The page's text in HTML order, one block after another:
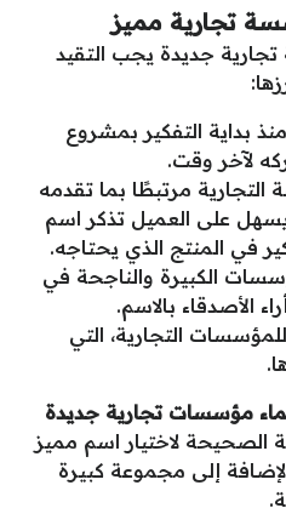
تجارية مميز
جديدة يجب التقيد
بداية التفكير بمشروع
لآخر وقت.
مرتبطًا بما تقدمه
على العميل تذكر اسم
في المنتج الذي يحتاجه.
الكبيرة والناجحة في
الأصدقاء بالاسم.
التجارية، التي
مؤسسات تجارية جديدة
الصحيحة لاختيار اسم مميز
إلى مجموعة كبيرة